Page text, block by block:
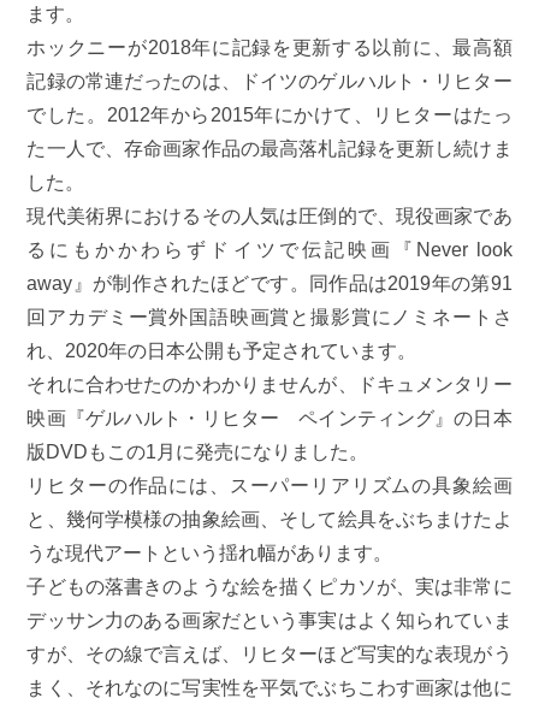
ます。
ホックニーが2018年に記録を更新する以前に、最高額
記録の常連だったのは、ドイツのゲルハルト・リヒター
でした。2012年から2015年にかけて、リヒターはたっ
た一人で、存命画家作品の最高落札記録を更新し続けま
した。
現代美術界におけるその人気は圧倒的で、現役画家であ
るにもかかわらずドイツで伝記映画『Never look
away』が制作されたほどです。同作品は2019年の第91
回アカデミー賞外国語映画賞と撮影賞にノミネートさ
れ、2020年の日本公開も予定されています。
それに合わせたのかわかりませんが、ドキュメンタリー
映画『ゲルハルト・リヒター ペインティング』の日本
版DVDもこの1月に発売になりました。
リヒターの作品には、スーパーリアリズムの具象絵画
と、幾何学模様の抽象絵画、そして絵具をぶちまけたよ
うな現代アートという揺れ幅があります。
子どもの落書きのような絵を描くピカソが、実は非常に
デッサン力のある画家だという事実はよく知られていま
すが、その線で言えば、リヒターほど写実的な表現がう
まく、それなのに写実性を平気でぶちこわす画家は他に